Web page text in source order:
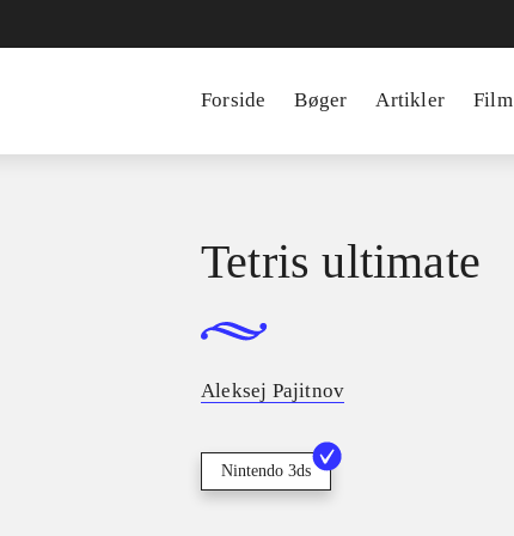
Forside Bøger Artikler Film
Tetris ultimate
Aleksej Pajitnov
Nintendo 3ds